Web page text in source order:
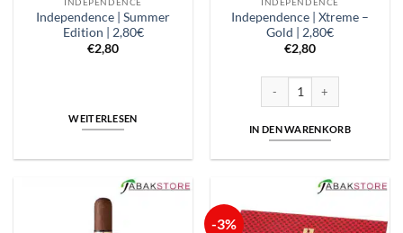
Independence | Summer
Edition | 2,80€
€2,80
WEITERLESEN
Independence | Xtreme –
Gold | 2,80€
€2,80
Independence | Xtreme -
IN DEN WARENKORB
-3%